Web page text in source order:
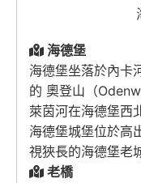
海德堡
海德堡坐落於內卡
的 奧登山（
萊茵河在海德堡西
海德堡城堡位於高
視狹長的海德堡老
老橋